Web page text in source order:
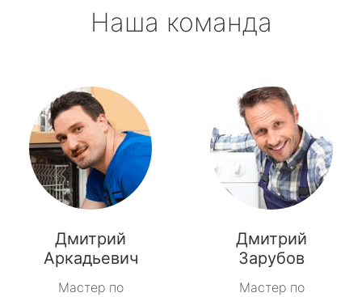
Наша команда
Дмитрий
Аркадьевич
Мастер по
Дмитрий
Зарубов
Мастер по